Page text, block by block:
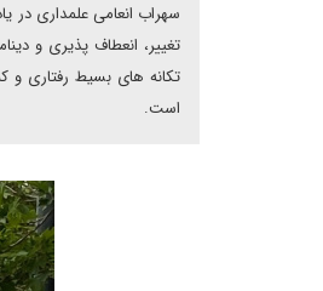
سهراب انعامی علمداری در
تغییر، انعطاف پذیری و
تکانه های بسیط رفتاری
است.